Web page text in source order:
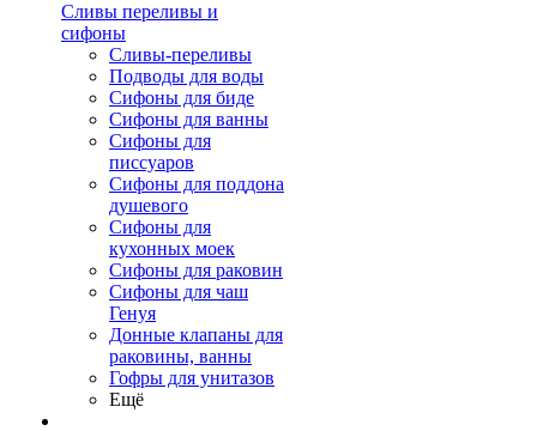
Сливы переливы и
сифоны
Сливы-переливы
Подводы для воды
Сифоны для биде
Сифоны для ванны
Сифоны для
писсуаров
Сифоны для поддона
душевого
Сифоны для
кухонных моек
Сифоны для раковин
Сифоны для чаш
Генуя
Донные клапаны для
раковины, ванны
Гофры для унитазов
Ещё